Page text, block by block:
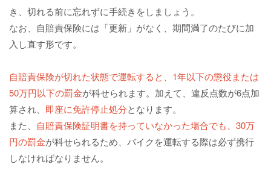
き、切れる前に忘れずに手続きをしましょう。
なお、自賠責保険には「更新」がなく、期間満了のたびに加
入し直す形です。
自賠責保険が切れた状態で運転すると、1年以下の懲役または
50万円以下の罰金が科せられます。加えて、違反点数が6点加
算され、 即座に免許停止処分となります。
また、 自賠責保険証明書を持っていなかった場合でも、30万
円の罰金が科せられるため、バイクを運転する際は必ず携行
しなければなりません。